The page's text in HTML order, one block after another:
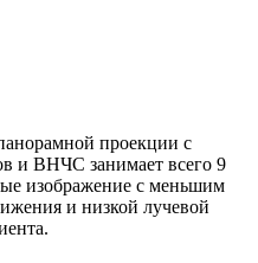
проекции с
и ВНЧС занимает всего 9
изображение с меньшим
и низкой лучевой
пациента.